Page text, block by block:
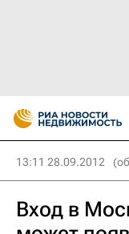
13:11 28.09.2012
Вход в